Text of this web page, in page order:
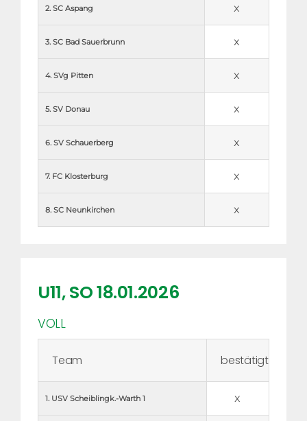
2. SC Aspang x
3. SC Bad Sauerbrunn x
4. SVg Pitten x
5. SV Donau x
6. SV Schauerberg x
7. FC Klosterburg x
8. SC Neunkirchen x
U11, SO 18.01.2026
VOLL
Team bestätigt
1. USV Scheiblingk.-Warth 1 x